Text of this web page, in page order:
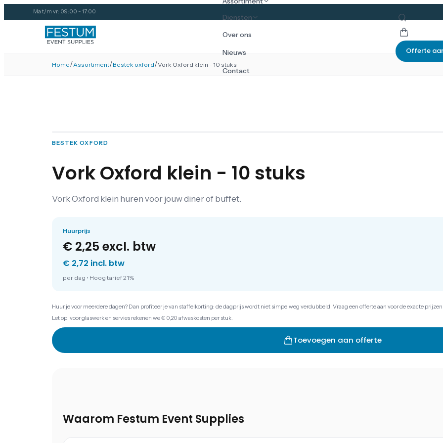
Ma t/m vr: 09:00 - 17:00
Diensten
Over ons
Nieuws
Contact
Offerte
Home/Assortiment/Bestek oxford/Vork Oxford klein - 10 stuks
BESTEK OXFORD
Vork Oxford klein - 10 stuks
Vork Oxford klein huren voor jouw diner of buffet.
Huurprijs
€ 2,25 excl. btw
€ 2,72 incl. btw
per dag • Hoog tarief 21%
Huur je voor meerdere dagen? Dan profiteer je van staffelkorting: de dagprijs wordt niet simpelweg verdubbeld. Vraag een offerte aan voor de exacte
Let op: voor glaswerk en servies rekenen we € 0,20 afwaskosten per stuk.
Toevoegen aan offerte
Waarom Festum Event Supplies